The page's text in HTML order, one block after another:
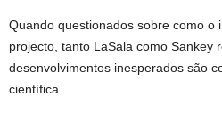
Quando questionados sobre como o
projecto, tanto LaSala como Sankey
desenvolvimentos inesperados são
científica.